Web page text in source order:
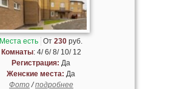
Места есть От230 руб.
Комнаты: 4/ 6/ 8/ 10/ 12
Регистрация: Да
Женские места: Да
Фото/подробнее